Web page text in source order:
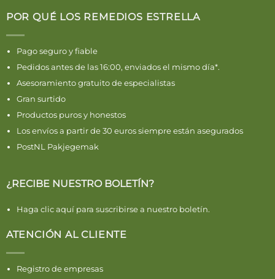
POR QUÉ LOS REMEDIOS ESTRELLA
Pago seguro y fiable
Pedidos antes de las 16:00, enviados el mismo día*.
Asesoramiento gratuito de especialistas
Gran surtido
Productos puros y honestos
Los envíos a partir de 30 euros siempre están asegurados
PostNL Pakjegemak
¿RECIBE NUESTRO BOLETÍN?
Haga clic aquí para suscribirse a nuestro boletín.
ATENCIÓN AL CLIENTE
Registro de empresas